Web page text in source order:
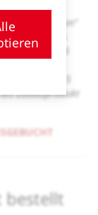
Perspektiven“
Zukunft des
und
(10:00–12:15
Zusatzprodukt
bestellt